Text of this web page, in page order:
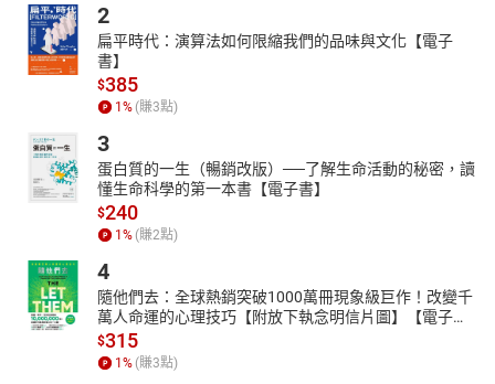
2
扁平時代：演算法如何限縮我們的品味與文化【電子
書】
$385
1% (賺3點)
3
蛋白質的一生（暢銷改版）──了解生命活動的秘密，讀
懂生命科學的第一本書【電子書】
$240
1% (賺2點)
4
隨他們去：全球熱銷突破1000萬冊現象級巨作！改變千
萬人命運的心理技巧【附放下執念明信片圖】【電子
書】
$315
1% (賺3點)